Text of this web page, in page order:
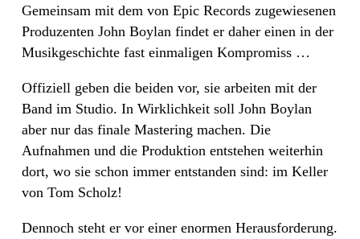
Gemeinsam mit dem von Epic Records zugewiesenen
Produzenten John Boylan findet er daher einen in der
Musikgeschichte fast einmaligen Kompromiss …
Offiziell geben die beiden vor, sie arbeiten mit der
Band im Studio. In Wirklichkeit soll John Boylan
aber nur das finale Mastering machen. Die
Aufnahmen und die Produktion entstehen weiterhin
dort, wo sie schon immer entstanden sind: im Keller
von Tom Scholz!
Dennoch steht er vor einer enormen Herausforderung.